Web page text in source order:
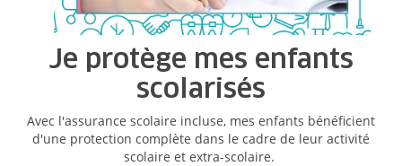
Je protège mes enfants
scolarisés
Avec l'assurance scolaire incluse, mes enfants bénéficient
d'une protection complète dans le cadre de leur activité
scolaire et extra-scolaire.